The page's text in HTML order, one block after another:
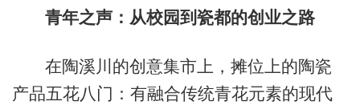
青年之声：从校园到瓷都的创业之路
在陶溪川的创意集市上，摊位上的陶瓷
产品五花八门：有融合传统青花元素的现代